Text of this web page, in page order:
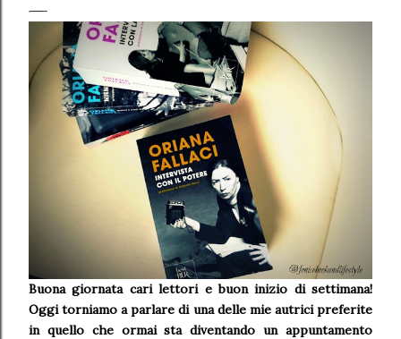
Buona giornata cari lettori e buon inizio di settimana!
Oggi torniamo a parlare di una delle mie autrici preferite
in quello che ormai sta diventando un appuntamento